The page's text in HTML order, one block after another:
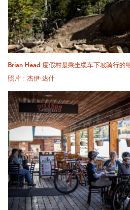
Brian Head 度假村是乘坐缆车下坡骑行的
照片：杰伊·达什